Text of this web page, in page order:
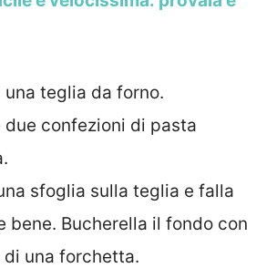
una teglia da forno.
due confezioni di pasta
sfoglia sulla teglia e falla
bene. Bucherella il fondo con
di una forchetta.